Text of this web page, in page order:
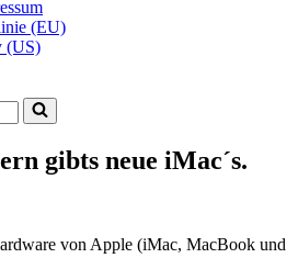
(EU)
(US)
gibts neue iMac´s.
von Apple (iMac, MacBook und